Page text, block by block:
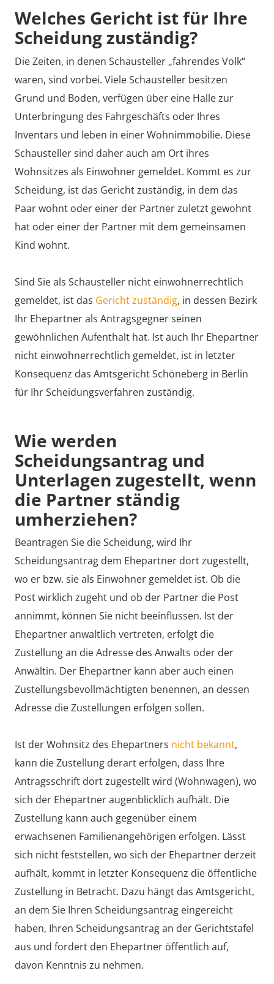
Welches Gericht ist für Ihre
Scheidung zuständig?
Die Zeiten, in denen Schausteller „fahrendes Volk“
waren, sind vorbei. Viele Schausteller besitzen
Grund und Boden, verfügen über eine Halle zur
Unterbringung des Fahrgeschäfts oder Ihres
Inventars und leben in einer Wohnimmobilie. Diese
Schausteller sind daher auch am Ort ihres
Wohnsitzes als Einwohner gemeldet. Kommt es zur
Scheidung, ist das Gericht zuständig, in dem das
Paar wohnt oder einer der Partner zuletzt gewohnt
hat oder einer der Partner mit dem gemeinsamen
Kind wohnt.
Sind Sie als Schausteller nicht einwohnerrechtlich
gemeldet, ist das Gericht zuständig, in dessen Bezirk
Ihr Ehepartner als Antragsgegner seinen
gewöhnlichen Aufenthalt hat. Ist auch Ihr Ehepartner
nicht einwohnerrechtlich gemeldet, ist in letzter
Konsequenz das Amtsgericht Schöneberg in Berlin
für Ihr Scheidungsverfahren zuständig.
Wie werden
Scheidungsantrag und
Unterlagen zugestellt, wenn
die Partner ständig
umherziehen?
Beantragen Sie die Scheidung, wird Ihr
Scheidungsantrag dem Ehepartner dort zugestellt,
wo er bzw. sie als Einwohner gemeldet ist. Ob die
Post wirklich zugeht und ob der Partner die Post
annimmt, können Sie nicht beeinflussen. Ist der
Ehepartner anwaltlich vertreten, erfolgt die
Zustellung an die Adresse des Anwalts oder der
Anwältin. Der Ehepartner kann aber auch einen
Zustellungsbevollmächtigten benennen, an dessen
Adresse die Zustellungen erfolgen sollen.
Ist der Wohnsitz des Ehepartners nicht bekannt,
kann die Zustellung derart erfolgen, dass Ihre
Antragsschrift dort zugestellt wird (Wohnwagen), wo
sich der Ehepartner augenblicklich aufhält. Die
Zustellung kann auch gegenüber einem
erwachsenen Familienangehörigen erfolgen. Lässt
sich nicht feststellen, wo sich der Ehepartner derzeit
aufhält, kommt in letzter Konsequenz die öffentliche
Zustellung in Betracht. Dazu hängt das Amtsgericht,
an dem Sie Ihren Scheidungsantrag eingereicht
haben, Ihren Scheidungsantrag an der Gerichtstafel
aus und fordert den Ehepartner öffentlich auf,
davon Kenntnis zu nehmen.